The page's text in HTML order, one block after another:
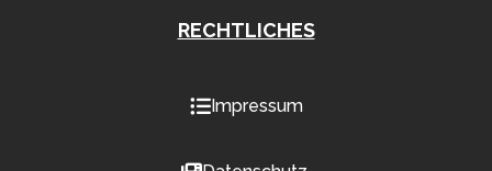
RECHTLICHES
Impressum